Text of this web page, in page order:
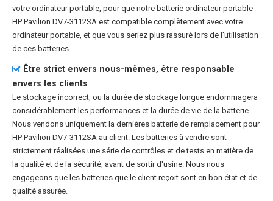
votre ordinateur portable, pour que notre batterie ordinateur portable
HP Pavilion DV7-3112SA est compatible complètement avec votre
ordinateur portable, et que vous seriez plus rassuré lors de l'utilisation
de ces batteries.
Être strict envers nous-mêmes, être responsable
envers les clients
Le stockage incorrect, ou la durée de stockage longue endommagera
considérablement les performances et la durée de vie de la batterie.
Nous vendons uniquement la dernières batterie de remplacement pour
HP Pavilion DV7-3112SA au client. Les batteries à vendre sont
strictement réalisées une série de contrôles et de tests en matière de
la qualité et de la sécurité, avant de sortir d'usine. Nous nous
engageons que les batteries que le client reçoit sont en bon état et de
qualité assurée.